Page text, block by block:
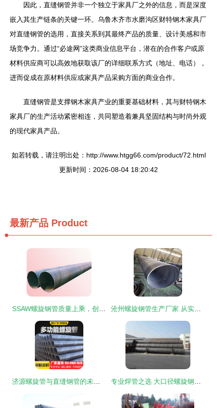
因此，直缝钢管并非一个独立于家具厂之外的信息，而是深度
嵌入其生产链条的关键一环。乌鲁木齐市水磨沟区财特钢木家具厂
对直缝钢管的选用，直接关系到其最终产品的质量、设计美感和市
场竞争力。通过“必途网”这类商业信息平台，潜在的合作客户或原
材料供应商可以高效地获取该厂的详细联系方式（地址、电话），
进而促成在原材料供应或家具产品采购方面的商业合作。
直缝钢管是支撑钢木家具产业的重要基础材料，其与财特钢木
家具厂的生产活动紧密相连，共同塑造着兼具坚固结构与时尚外观
的现代家具产品。
如若转载，请注明出处：http://www.htgg66.com/product/72.html
更新时间：2026-08-04 18:20:42
最新产品 Product